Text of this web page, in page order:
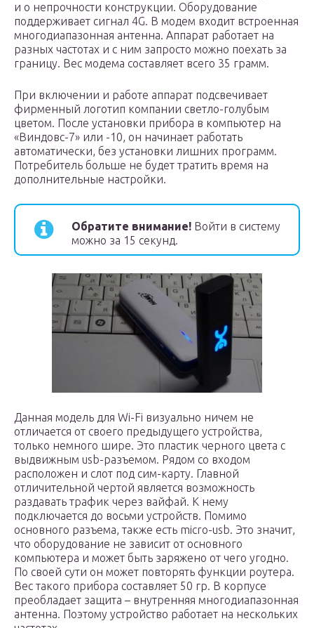
и о непрочности конструкции. Оборудование
поддерживает сигнал 4G. В модем входит встроенная
многодиапазонная антенна. Аппарат работает на
разных частотах и с ним запросто можно поехать за
границу. Вес модема составляет всего 35 грамм.
При включении и работе аппарат подсвечивает
фирменный логотип компании светло-голубым
цветом. После установки прибора в компьютер на
«Виндовс-7» или -10, он начинает работать
автоматически, без установки лишних программ.
Потребитель больше не будет тратить время на
дополнительные настройки.
Обратите внимание! Войти в систему
можно за 15 секунд.
Данная модель для Wi-Fi визуально ничем не
отличается от своего предыдущего устройства,
только немного шире. Это пластик черного цвета с
выдвижным usb-разъемом. Рядом со входом
расположен и слот под сим-карту. Главной
отличительной чертой является возможность
раздавать трафик через вайфай. К нему
подключается до восьми устройств. Помимо
основного разъема, также есть micro-usb. Это значит,
что оборудование не зависит от основного
компьютера и может быть заряжено от чего угодно.
По своей сути он может повторять функции роутера.
Вес такого прибора составляет 50 гр. В корпусе
преобладает защита – внутренняя многодиапазонная
антенна. Поэтому устройство работает на нескольких